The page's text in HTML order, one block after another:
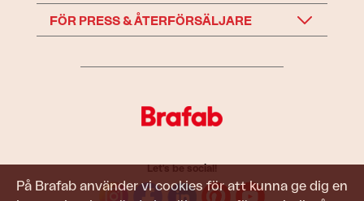
På Brafab använder vi cookies för att kunna ge dig en
FÖR PRESS & ÅTERFÖRSÄLJARE
Let's be social!